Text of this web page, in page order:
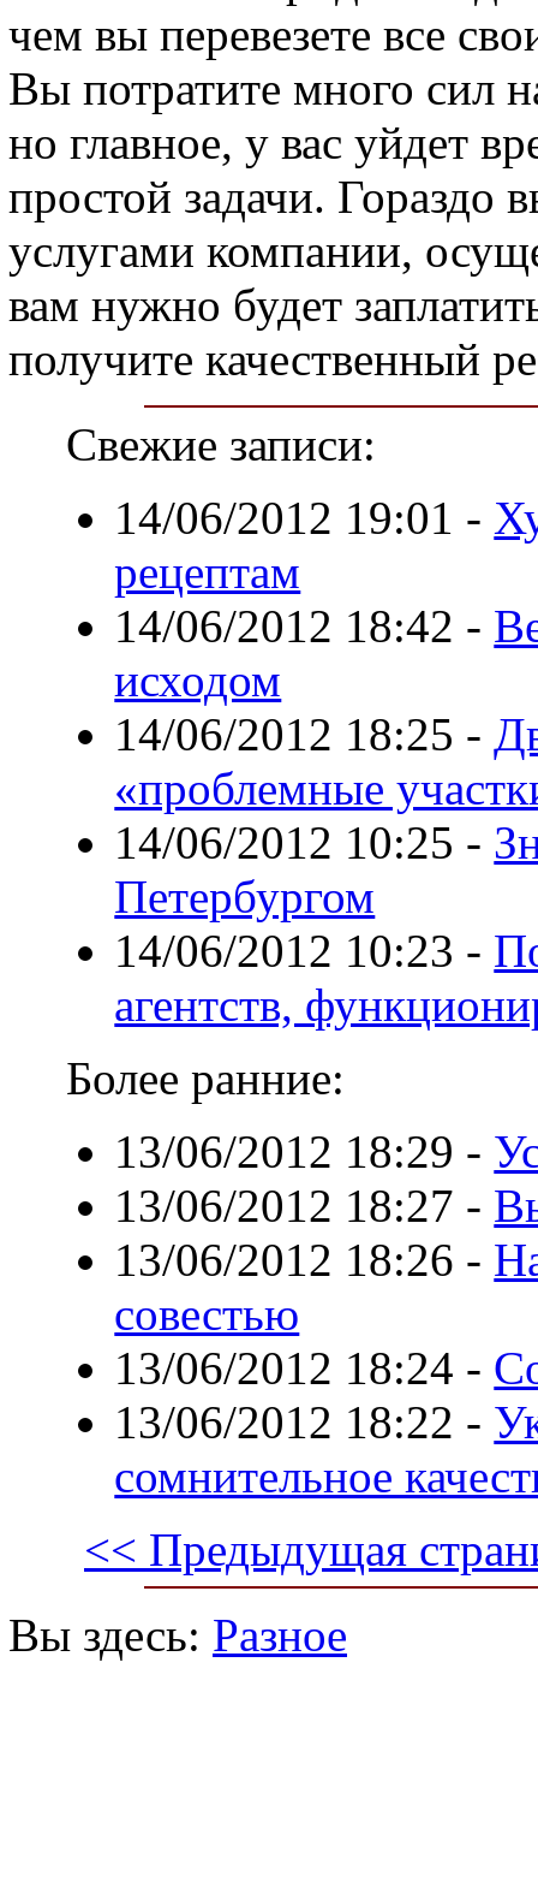
чем вы перевезете все
Вы потратите много сил
но главное, у вас уйдет
простой задачи. Гораздо
услугами компании,
вам нужно будет
получите качественный
Свежие записи:
14/06/2012 19:01 -
рецептам
14/06/2012 18:42 -
исходом
14/06/2012 18:25 -
«проблемные
14/06/2012 10:25 -
Петербургом
14/06/2012 10:23 -
агентств,
Более ранние:
13/06/2012 18:29 -
13/06/2012 18:27 -
13/06/2012 18:26 -
совестью
13/06/2012 18:24 -
13/06/2012 18:22 -
сомнительное
<< Предыдущая
Вы здесь: Разное